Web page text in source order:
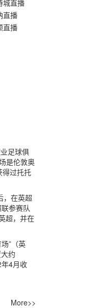
城直播
直播
直播
足球俱
是伦敦奥
过托托
，在英超
参赛队
超，并在
”（英
约
4月收
More>>